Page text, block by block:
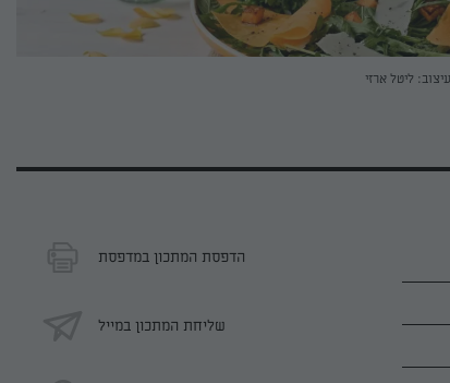
עיצוב: ליטל ארזי
הדפסת המתכון במדפסת
שליחת המתכון במייל